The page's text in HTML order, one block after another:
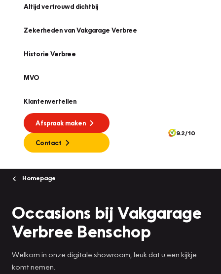
Altijd vertrouwd dichtbij
Zekerheden van Vakgarage Verbree
Historie Verbree
MVO
Klantenvertellen
Afspraak maken
Contact
9.2/10
Homepage
Occasions bij Vakgarage
Verbree Benschop
Welkom in onze digitale showroom, leuk dat u een kijkje
komt nemen.